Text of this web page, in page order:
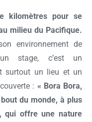
kilomètres pour se
milieu du Pacifique.
environnement de
stage, c’est un
surtout un lieu et un
: « Bora Bora,
du monde, à plus
qui offre une nature